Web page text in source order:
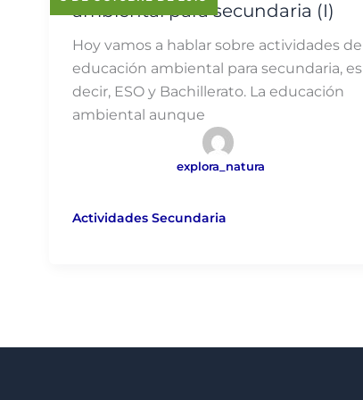
ambiental para secundaria (I)
Hoy vamos a hablar sobre actividades de
educación ambiental para secundaria, es
decir, ESO y Bachillerato. La educación
ambiental aunque
explora_natura
Actividades Secundaria